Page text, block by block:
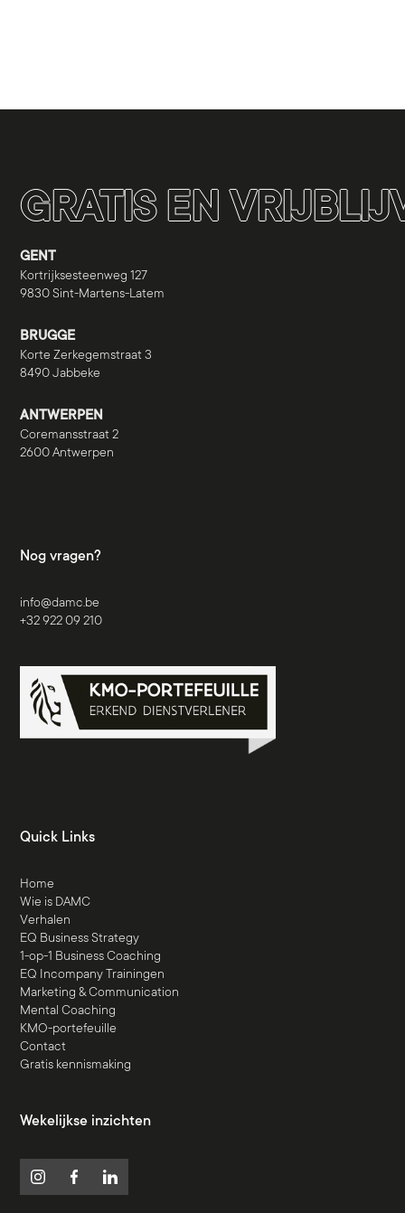
GRATIS EN
GENT
Kortrijksesteenweg 127
9830 Sint-Martens-Latem
BRUGGE
Korte Zerkegemstraat 3
8490 Jabbeke
ANTWERPEN
Coremansstraat 2
2600 Antwerpen
Nog vragen?
info@damc.be
+32 922 09 210
Quick Links
Home
Wie is DAMC
Verhalen
EQ Business Strategy
1-op-1 Business Coaching
EQ Incompany Trainingen
Marketing & Communication
Mental Coaching
KMO-portefeuille
Contact
Gratis kennismaking
Wekelijkse inzichten